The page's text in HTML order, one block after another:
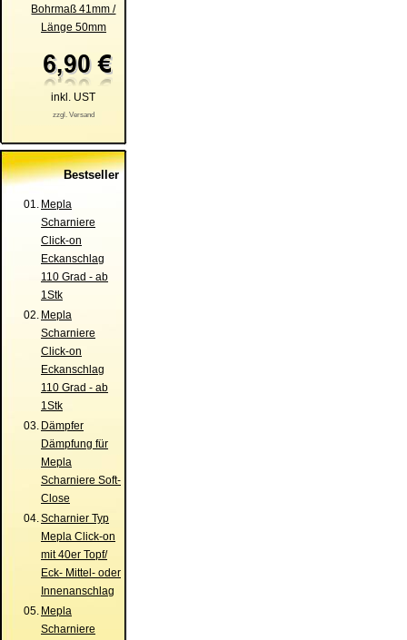
Bohrmaß 41mm /
Länge 50mm
inkl. UST
zzgl. Versand
Bestseller
01. Mepla
Scharniere
Click-on
Eckanschlag
110 Grad - ab
1Stk
02. Mepla
Scharniere
Click-on
Eckanschlag
110 Grad - ab
1Stk
03. Dämpfer
Dämpfung für
Mepla
Scharniere Soft-
Close
04.Scharnier Typ
Mepla Click-on
mit 40er Topf/
Eck- Mittel- oder
Innenanschlag
05. Mepla
Scharniere